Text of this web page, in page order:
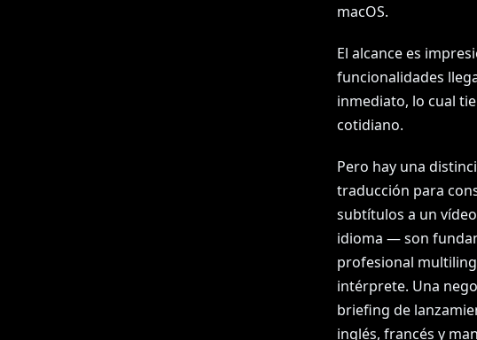
macOS.
El alcance es
funcionalidades
inmediato, lo cual
cotidiano.
Pero hay una
traducción para
subtítulos a un
idioma — son
profesional
intérprete. Una
briefing de
inglés, francés y